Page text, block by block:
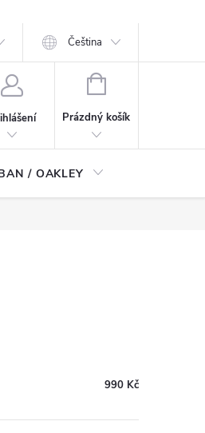
Čeština
NÁKUPNÍ
Prázdný košík
/ OAKLEY
990 Kč